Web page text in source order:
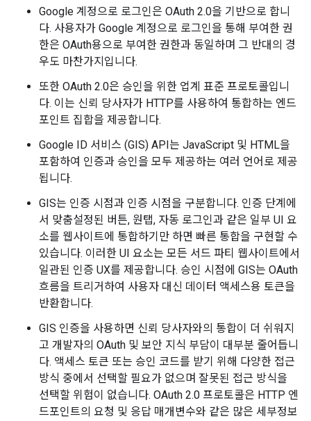
Google 계정으로 로그인은 OAuth 2.0을 기반으로 합니
다. 사용자가 Google 계정으로 로그인을 통해 부여한 권
한은 OAuth용으로 부여한 권한과 동일하며 그 반대의 경
우도 마찬가지입니다.
또한 OAuth 2.0은 승인을 위한 업계 표준 프로토콜입니
다. 이는 신뢰 당사자가 HTTP를 사용하여 통합하는 엔드
포인트 집합을 제공합니다.
Google ID 서비스 (GIS) API는 JavaScript 및 HTML을
포함하여 인증과 승인을 모두 제공하는 여러 언어로 제공
됩니다.
GIS는 인증 시점과 인증 시점을 구분합니다. 인증 단계에
서 맞춤설정된 버튼, 원탭, 자동 로그인과 같은 일부 UI 요
소를 웹사이트에 통합하기만 하면 빠른 통합을 구현할 수
있습니다. 이러한 UI 요소는 모든 서드 파티 웹사이트에서
일관된 인증 UX를 제공합니다. 승인 시점에 GIS는 OAuth
흐름을 트리거하여 사용자 대신 데이터 액세스용 토큰을
반환합니다.
GIS 인증을 사용하면 신뢰 당사자와의 통합이 더 쉬워지
고 개발자의 OAuth 및 보안 지식 부담이 대부분 줄어듭니
다. 액세스 토큰 또는 승인 코드를 받기 위해 다양한 접근
방식 중에서 선택할 필요가 없으며 잘못된 접근 방식을
선택할 위험이 없습니다. OAuth 2.0 프로토콜은 HTTP 엔
드포인트의 요청 및 응답 매개변수와 같은 많은 세부정보